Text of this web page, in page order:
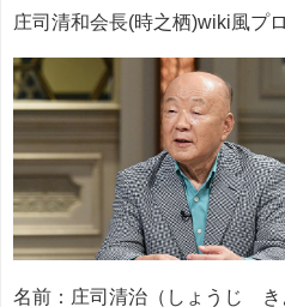
庄司清和会長(時之栖)wiki風プ
名前：庄司清治（しょうじ き